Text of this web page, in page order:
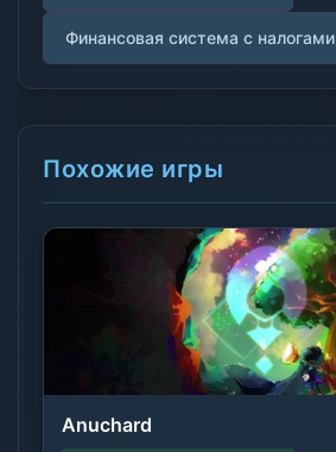
Финансовая система с налогами
Похожие игры
Anuchard